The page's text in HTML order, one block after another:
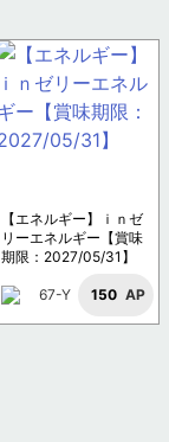
【エネルギー】ｉｎゼ
リーエネルギー【賞味
期限：2027/05/31】
67-Y 150 AP